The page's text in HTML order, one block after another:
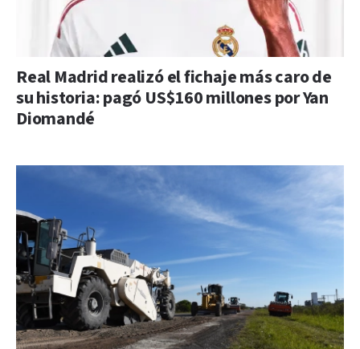
Real Madrid realizó el fichaje más caro de
su historia: pagó US$160 millones por Yan
Diomandé